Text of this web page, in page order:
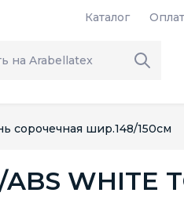
Каталог
сорочечная шир.148/150см
WHITE